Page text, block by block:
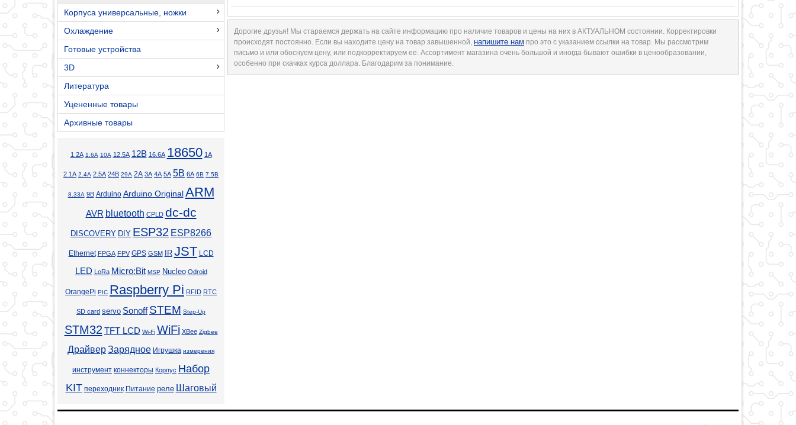
Корпуса универсальные, ножки
Охлаждение
Готовые устройства
3D
Литература
Уцененные товары
Архивные товары
1.2А 1.6А 10А 12.5А 12В 16.6А 18650 1А
2.1А 2.4А 2.5А 24В 29А 2А 3А 4А 5А 5В 6А 6В 7.5В
8.33А 9В Arduino Arduino Original ARM
AVR bluetooth CPLD dc-dc
DISCOVERY DIY ESP32 ESP8266
Ethernet FPGA FPV GPS GSM IR JST LCD
LED LoRa Micro:Bit MSP Nucleo Odroid
OrangePi PIC Raspberry Pi RFID RTC
SD card servo Sonoff STEM Step-Up
STM32 TFT LCD Wi-Fi WiFi XBee Zigbee
ДрайверЗарядное Игрушка измерения
инструмент коннекторы Корпус Набор
KIT переходник Питание реле Шаговый
Дорогие друзья! Мы стараемся держать на сайте информацию про наличие товаров и цены на них в АКТУАЛЬНОМ состоянии. Корректировки
происходят постоянно. Если вы находите цену на товар завышенной, напишите нам про это с указанием ссылки на товар. Мы рассмотрим
письмо и или обоснуем цену, или подкорректируем ее. Ассортимент магазина очень большой и иногда бывают ошибки в ценообразовании,
особенно при скачках курса доллара. Благодарим за понимание.